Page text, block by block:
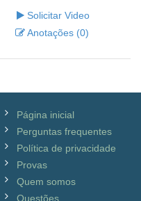
Solicitar Video
Anotações (0)
Página inicial
Perguntas frequentes
Política de privacidade
Provas
Quem somos
Questões